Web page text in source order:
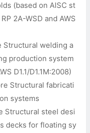
(based on AISC st
2A-WSD and AWS
Structural welding a
production system
D1.1/D1.1M:2008)
Structural fabricati
systems
Structural steel desi
decks for floating sy